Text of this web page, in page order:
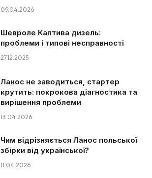
09.04.2026
Шевроле Каптива дизель:
проблеми і типові несправності
27.12.2025
Ланос не заводиться, стартер
крутить: покрокова діагностика та
вирішення проблеми
13.04.2026
Чим відрізняється Ланос польської
збірки від української?
11.04.2026